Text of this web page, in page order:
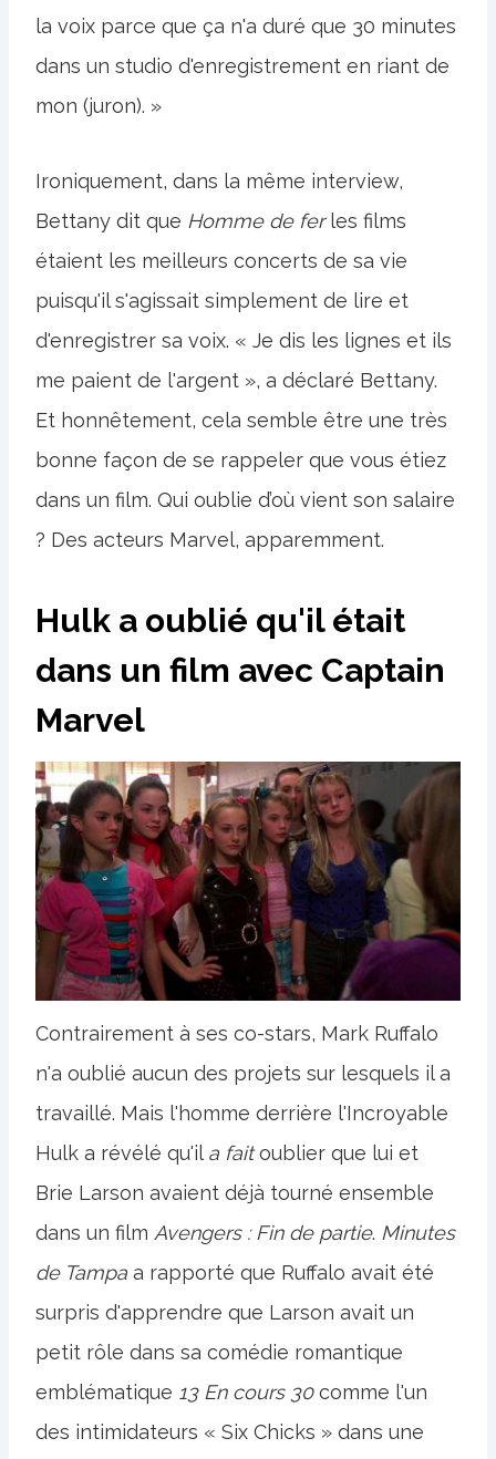
la voix parce que ça n'a duré que 30 minutes
dans un studio d'enregistrement en riant de
mon (juron). »
Ironiquement, dans la même interview,
Bettany dit que Homme de ferles films
étaient les meilleurs concerts de sa vie
puisqu'il s'agissait simplement de lire et
d'enregistrer sa voix. « Je dis les lignes et ils
me paient de l'argent », a déclaré Bettany.
Et honnêtement, cela semble être une très
bonne façon de se rappeler que vous étiez
dans un film. Qui oublie d’où vient son salaire
? Des acteurs Marvel, apparemment.
Hulk a oublié qu'il était
dans un film avec Captain
Marvel
Contrairement à ses co-stars, Mark Ruffalo
n'a oublié aucun des projets sur lesquels il a
travaillé. Mais l'homme derrière l'Incroyable
Hulk a révélé qu'il a faitoublier que lui et
Brie Larson avaient déjà tourné ensemble
dans un film Avengers : Fin de partie. Minutes
de Tampa a rapporté que Ruffalo avait été
surpris d'apprendre que Larson avait un
petit rôle dans sa comédie romantique
emblématique 13 En cours 30comme l'un
des intimidateurs « Six Chicks » dans une